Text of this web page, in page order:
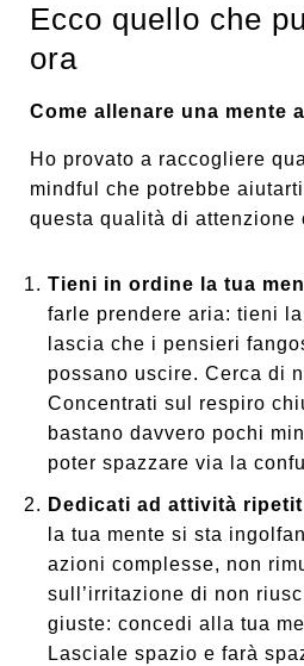
Ecco quello che
ora
Come allenare una mente
Ho provato a raccogliere
mindful che potrebbe
questa qualità di attenzione
Tieni in ordine la tua
farle prendere aria: tieni
lascia che i pensieri
possano uscire. Cerca di
Concentrati sul respiro
bastano davvero pochi
poter spazzare via la
Dedicati ad attività
la tua mente si sta
azioni complesse, non
sull’irritazione di non
giuste: concedi alla tua
Lasciale spazio e farà